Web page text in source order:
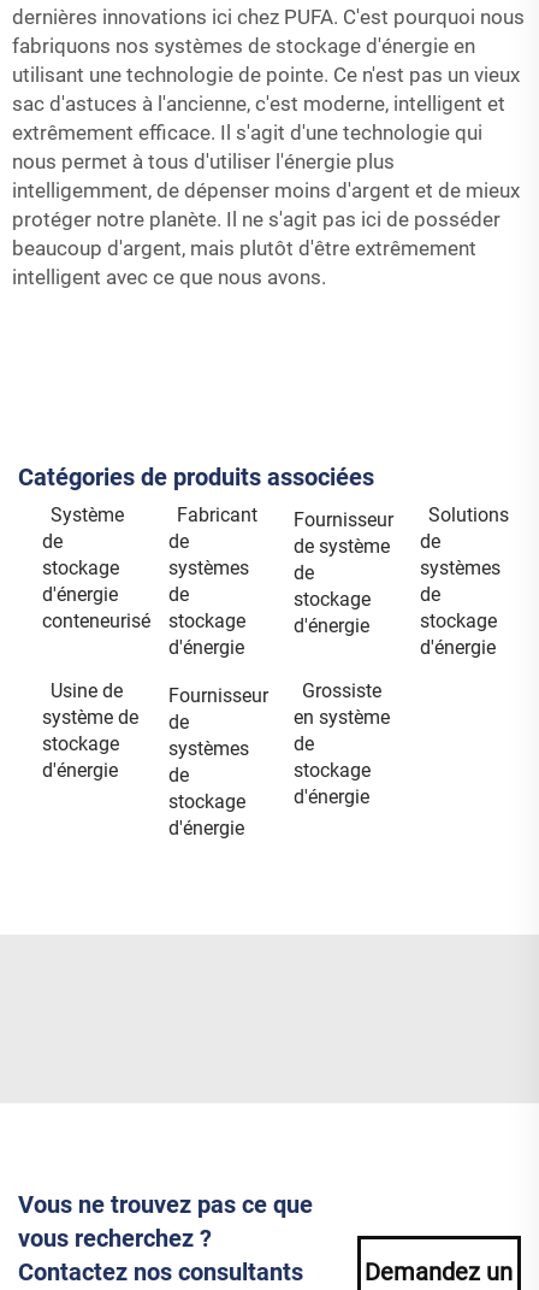
dernières innovations ici chez PUFA. C'est pourquoi nous
fabriquons nos systèmes de stockage d'énergie en
utilisant une technologie de pointe. Ce n'est pas un vieux
sac d'astuces à l'ancienne, c'est moderne, intelligent et
extrêmement efficace. Il s'agit d'une technologie qui
nous permet à tous d'utiliser l'énergie plus
intelligemment, de dépenser moins d'argent et de mieux
protéger notre planète. Il ne s'agit pas ici de posséder
beaucoup d'argent, mais plutôt d'être extrêmement
intelligent avec ce que nous avons.
Catégories de produits associées
Système
de
stockage
d'énergie
conteneurisé
Fabricant
de
systèmes
de
stockage
d'énergie
Fournisseur
de système
de
stockage
d'énergie
Solutions
de
systèmes
de
stockage
d'énergie
Usine de
système de
stockage
d'énergie
Fournisseur
de
systèmes
de
stockage
d'énergie
Grossiste
en système
de
stockage
d'énergie
Vous ne trouvez pas ce que
vous recherchez ?
Contactez nos consultants
Demandez un